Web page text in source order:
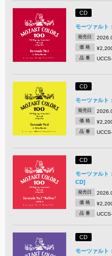
CD
モーツァルト
発売日
価 格
品 番
CD
モーツァルト
発売日
価 格
品 番
CD
モーツァルト
CD]
発売日
価 格
品 番
CD
モーツァルト